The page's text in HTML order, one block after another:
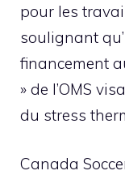
pour les
soulignant
financement
» de l’OMS
du stress
Canada